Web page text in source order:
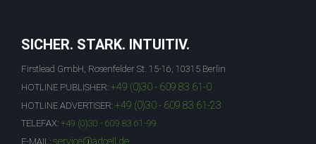
SICHER. STARK. INTUITIV.
Firstlead GmbH, Rosenfelder St. 15-16, 10315 Berlin
HOTLINE PUBLISHER: +49 (0)30 - 609 83 61-0
HOTLINE ADVERTISER: +49 (0)30 - 609 83 61-23
TELEFAX: +49 (0)30 - 609 83 61-99
E-MAIL: service@adcell.de